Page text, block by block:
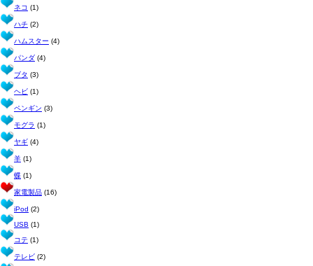
ネコ (1)
ハチ (2)
ハムスター (4)
パンダ (4)
ブタ (3)
ヘビ (1)
ペンギン (3)
モグラ (1)
ヤギ (4)
羊 (1)
蝶 (1)
家電製品 (16)
iPod (2)
USB (1)
コテ (1)
テレビ (2)